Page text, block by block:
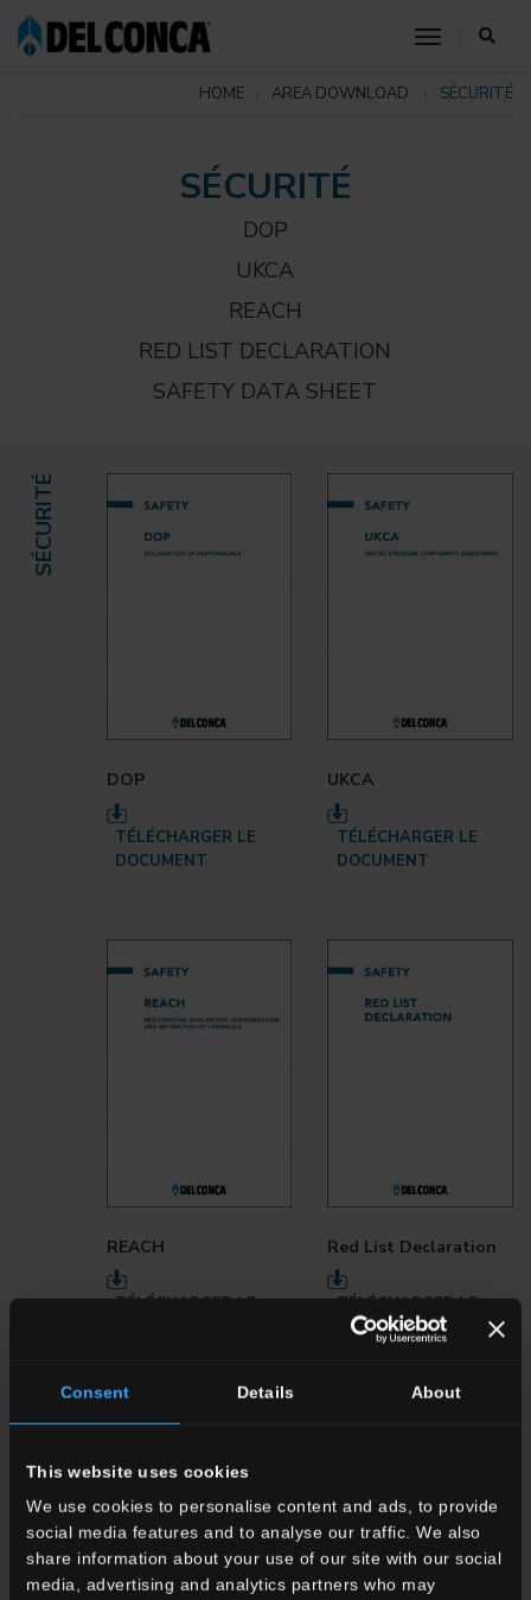
Consent Details About
This website uses cookies
We use cookies to personalise content and ads, to provide
social media features and to analyse our traffic. We also
share information about your use of our site with our social
media, advertising and analytics partners who may
toggle
HOME AREA DOWNLOAD SÉCURITÉ
SÉCURITÉ
DOP
UKCA
REACH
RED LIST DECLARATION
SAFETY DATA SHEET
SÉCURITÉ
DOP
TÉLÉCHARGER LE
DOCUMENT
UKCA
TÉLÉCHARGER LE
DOCUMENT
REACH
TÉLÉCHARGER LE
Red List Declaration
TÉLÉCHARGER LE
DOCUMENT